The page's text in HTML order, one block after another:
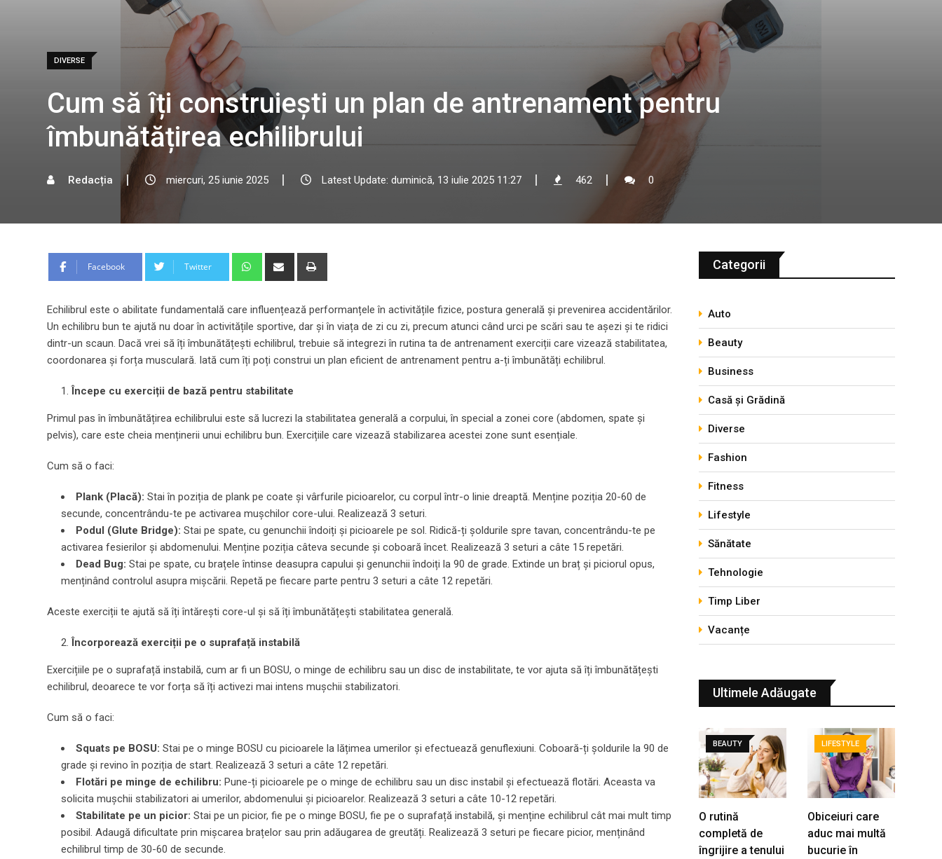
DIVERSE
Cum să îți construiești un plan de antrenament pentru
îmbunătățirea echilibrului
Redacția miercuri, 25 iunie 2025 Latest Update: duminică, 13 iulie 2025 11:27 462 0
Facebook Twitter WhatsappShare
Echilibrul este o abilitate fundamentală care influențează performanțele în activitățile fizice, postura generală și prevenirea accidentărilor.
Un echilibru bun te ajută nu doar în activitățile sportive, dar și în viața de zi cu zi, precum atunci când urci pe scări sau te așezi și te ridici
dintr-un scaun. Dacă vrei să îți îmbunătățești echilibrul, trebuie să integrezi în rutina ta de antrenament exerciții care vizează stabilitatea,
coordonarea și forța musculară. Iată cum îți poți construi un plan eficient de antrenament pentru a-ți îmbunătăți echilibrul.
Începe cu exerciții de bază pentru stabilitate
Primul pas în îmbunătățirea echilibrului este să lucrezi la stabilitatea generală a corpului, în special a zonei core (abdomen, spate și
pelvis), care este cheia menținerii unui echilibru bun. Exercițiile care vizează stabilizarea acestei zone sunt esențiale.
Cum să o faci:
Plank (Placă): Stai în poziția de plank pe coate și vârfurile picioarelor, cu corpul într-o linie dreaptă. Menține poziția 20-60 de
secunde, concentrându-te pe activarea mușchilor core-ului. Realizează 3 seturi.
Podul (Glute Bridge): Stai pe spate, cu genunchii îndoiți și picioarele pe sol. Ridică-ți șoldurile spre tavan, concentrându-te pe
activarea fesierilor și abdomenului. Menține poziția câteva secunde și coboară încet. Realizează 3 seturi a câte 15 repetări.
Dead Bug: Stai pe spate, cu brațele întinse deasupra capului și genunchii îndoiți la 90 de grade. Extinde un braț și piciorul opus,
menținând controlul asupra mișcării. Repetă pe fiecare parte pentru 3 seturi a câte 12 repetări.
Aceste exerciții te ajută să îți întărești core-ul și să îți îmbunătățești stabilitatea generală.
Încorporează exerciții pe o suprafață instabilă
Exercițiile pe o suprafață instabilă, cum ar fi un BOSU, o minge de echilibru sau un disc de instabilitate, te vor ajuta să îți îmbunătățești
echilibrul, deoarece te vor forța să îți activezi mai intens mușchii stabilizatori.
Cum să o faci:
Squats pe BOSU: Stai pe o minge BOSU cu picioarele la lățimea umerilor și efectuează genuflexiuni. Coboară-ți șoldurile la 90 de
grade și revino în poziția de start. Realizează 3 seturi a câte 12 repetări.
Flotări pe minge de echilibru: Pune-ți picioarele pe o minge de echilibru sau un disc instabil și efectuează flotări. Aceasta va
solicita mușchii stabilizatori ai umerilor, abdomenului și picioarelor. Realizează 3 seturi a câte 10-12 repetări.
Stabilitate pe un picior: Stai pe un picior, fie pe o minge BOSU, fie pe o suprafață instabilă, și menține echilibrul cât mai mult timp
posibil. Adaugă dificultate prin mișcarea brațelor sau prin adăugarea de greutăți. Realizează 3 seturi pe fiecare picior, menținând
echilibrul timp de 30-60 de secunde.
Categorii
Auto
Beauty
Business
Casă și Grădină
Diverse
Fashion
Fitness
Lifestyle
Sănătate
Tehnologie
Timp Liber
Vacanțe
Ultimele Adăugate
BEAUTY
O rutină
completă de
îngrijire a tenului
LIFESTYLE
Obiceiuri care
aduc mai multă
bucurie în